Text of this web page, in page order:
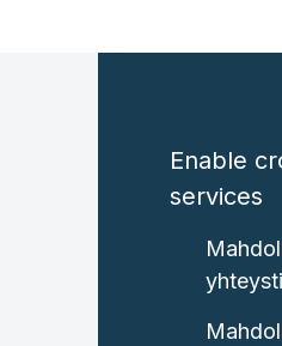
Enable
services